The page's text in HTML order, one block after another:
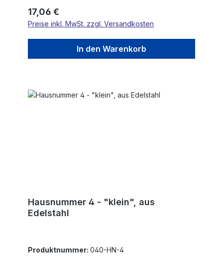
Regulärer Preis:
17,06 €
Preise inkl. MwSt. zzgl. Versandkosten
In den Warenkorb
Hausnummer 4 - "klein", aus
Edelstahl
Produktnummer: 040-HN-4